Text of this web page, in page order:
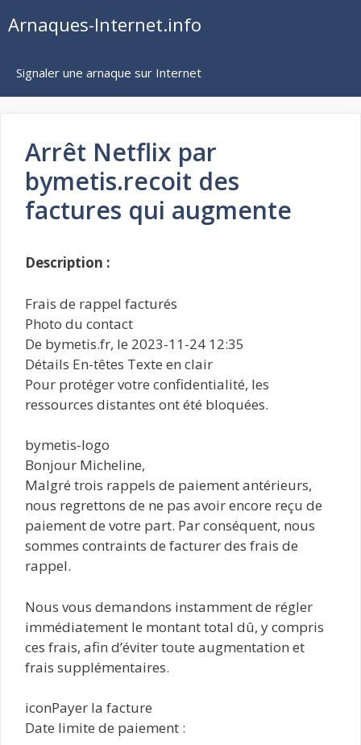
auArnaques-Internet.info
Signaler une arnaque sur Internet
Arrêt Netflix par
bymetis.recoit des
factures qui augmente
Description :
Frais de rappel facturés
Photo du contact
De bymetis.fr, le 2023-11-24 12:35
Détails En-têtes Texte en clair
Pour protéger votre confidentialité, les
ressources distantes ont été bloquées.
bymetis-logo
Bonjour Micheline,
Malgré trois rappels de paiement antérieurs,
nous regrettons de ne pas avoir encore reçu de
paiement de votre part. Par conséquent, nous
sommes contraints de facturer des frais de
rappel.
Nous vous demandons instamment de régler
immédiatement le montant total dû, y compris
ces frais, afin d’éviter toute augmentation et
frais supplémentaires.
iconPayer la facture
Date limite de paiement :